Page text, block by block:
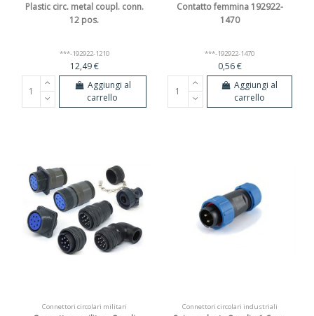
Plastic circ. metal coupl. conn.
12 pos.
***-192922-1210
12,49 €
Aggiungi al
carrello
Contatto femmina 192922-
1470
***-192922-1470
0,56 €
Aggiungi al
carrello
Connettori circolari militari Connettori circolari industriali